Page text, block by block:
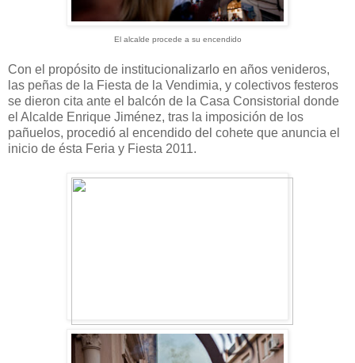
El alcalde procede a su encendido
Con el propósito de institucionalizarlo en años venideros,
las peñas de la Fiesta de la Vendimia, y colectivos festeros
se dieron cita ante el balcón de la Casa Consistorial donde
el Alcalde Enrique Jiménez, tras la imposición de los
pañuelos, procedió al encendido del cohete que anuncia el
inicio de ésta Feria y Fiesta 2011.